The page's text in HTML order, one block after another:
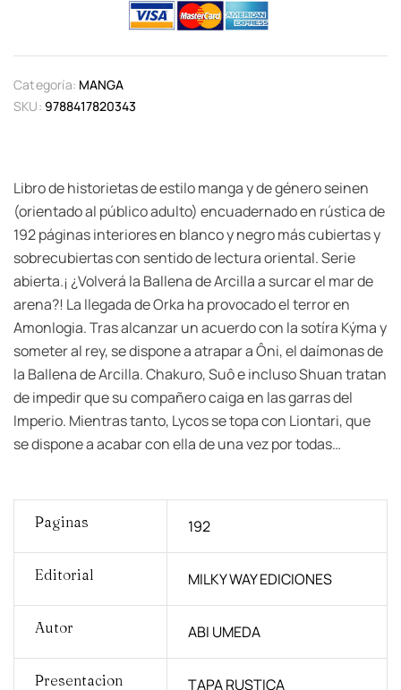
Categoría: MANGA
SKU: 9788417820343
Libro de historietas de estilo manga y de género seinen
(orientado al público adulto) encuadernado en rústica de
192 páginas interiores en blanco y negro más cubiertas y
sobrecubiertas con sentido de lectura oriental. Serie
abierta.¡ ¿Volverá la Ballena de Arcilla a surcar el mar de
arena?! La llegada de Orka ha provocado el terror en
Amonlogia. Tras alcanzar un acuerdo con la sotíra Kýma y
someter al rey, se dispone a atrapar a Ôni, el daímonas de
la Ballena de Arcilla. Chakuro, Suô e incluso Shuan tratan
de impedir que su compañero caiga en las garras del
Imperio. Mientras tanto, Lycos se topa con Liontari, que
se dispone a acabar con ella de una vez por todas…
Paginas 192
Editorial MILKY WAY EDICIONES
Autor ABI UMEDA
Presentacion TAPA RUSTICA